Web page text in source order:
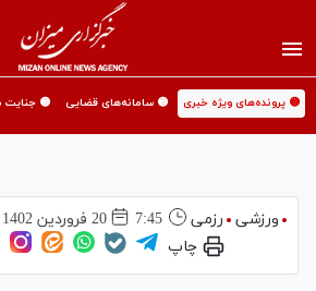
🟡 پرونده‌های ویژه خبری 🟡 سامانه‌های قضایی 🟡 جنایت
ورزشی رزمی 7:45 20 فروردين 1402
چاپ